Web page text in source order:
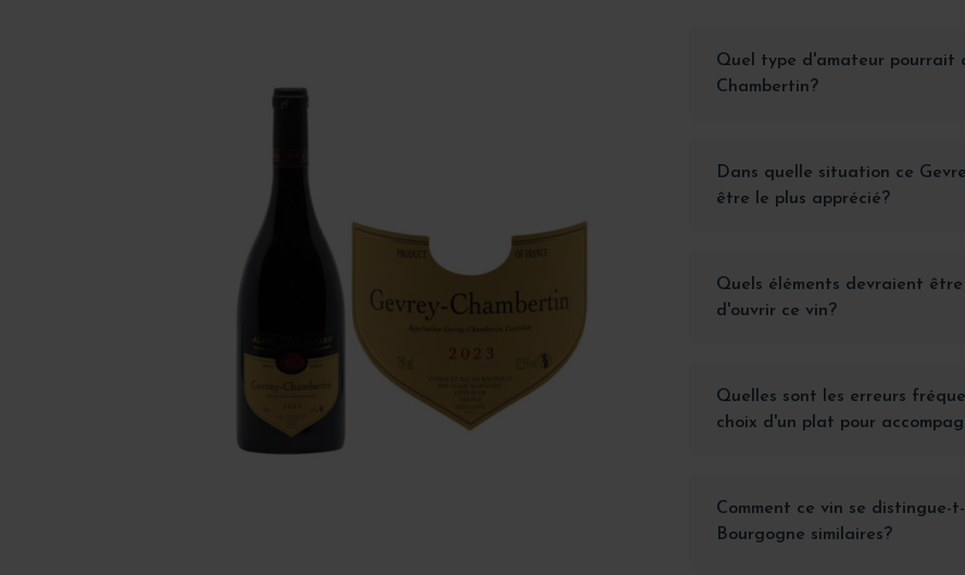
Quel type d'amateur pourrait
Chambertin?
Dans quelle situation ce
être le plus apprécié?
Quels éléments devraient
d'ouvrir ce vin?
Quelles sont les erreurs
choix d'un plat pour
Comment ce vin se distingue-
Bourgogne similaires?